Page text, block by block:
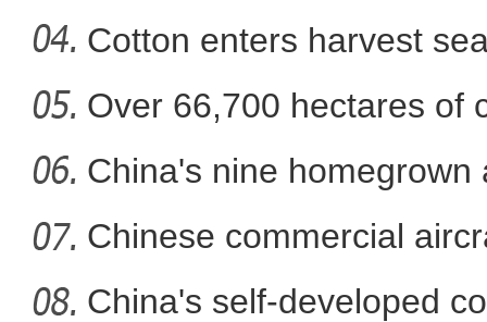
新疆兵团：朽木变工艺品
Cotton enters harvest
Over 66,700 hectares of
mech
China's nine homegrown
in
Chinese commercial
fli
China's self-developed